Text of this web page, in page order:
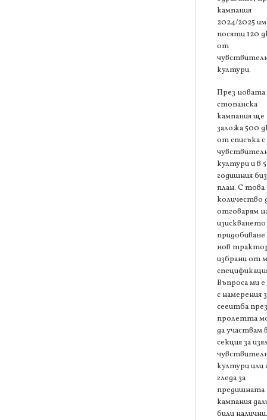
кампания
2024/2025
посяти 120
от
култури.
През новата
стопанска
кампания ще
заложа 500
от списъка с
култури и в 5
годишния
план. С това
количество
отговарям
изискването
придобиване
нов
избрани от
Въпроса ми е
с намерения
сееитба през
пролетта
да участвам
секция за
култури или
гледа за
предишната
кампания
били налични.